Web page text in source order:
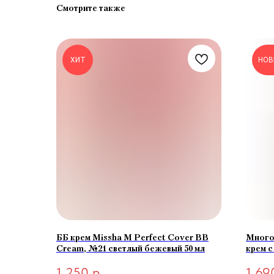
Смотрите также
ХИТ
ББ крем Missha M Perfect Cover BB
Cream, №21 светлый бежевый 50 мл
крем
Light